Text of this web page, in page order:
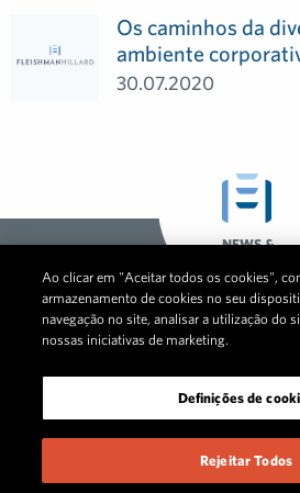
Os caminhos da
ambiente
30.07.2020
NEWS &
GLOBAL
© 2026
Ao clicar em "Aceitar todos os cookies",
armazenamento de cookies no seu
navegação no site, analisar a utilização do
nossas iniciativas de marketing.
Definições de
Rejeitar Todos